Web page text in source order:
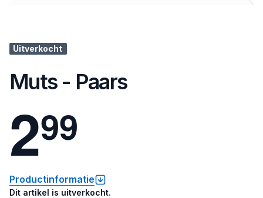
Uitverkocht
Muts - Paars
299
Productinformatie
Dit artikel is uitverkocht.